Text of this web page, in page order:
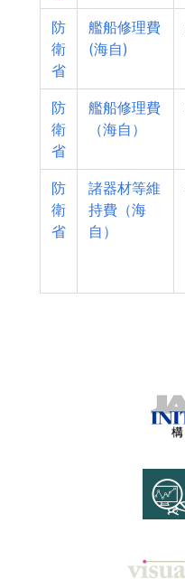
防
衛
省
艦船修理費
(海自)
防
衛
省
艦船修理費
（海自）
防
衛
省
諸器材等維
持費（海
自）